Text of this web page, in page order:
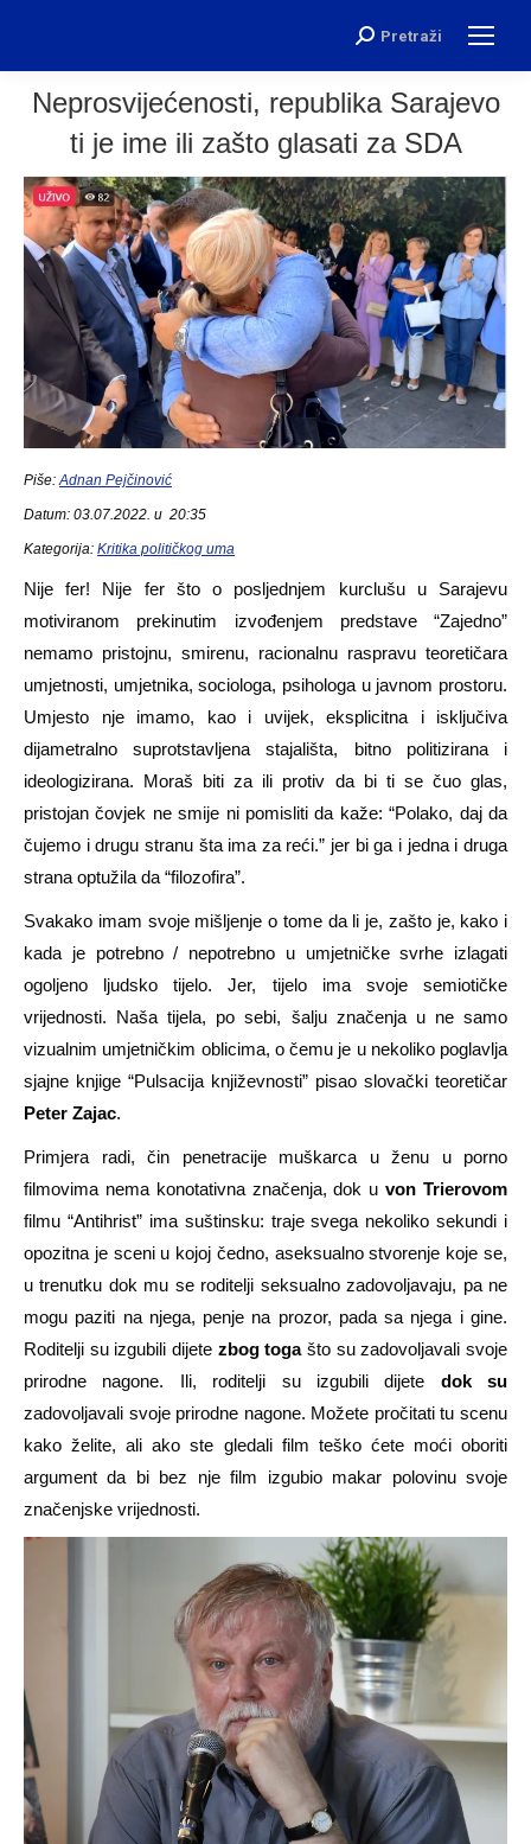
Search:
Pretraži
Neprosvijećenosti, republika Sarajevo
ti je ime ili zašto glasati za SDA
Piše:Adnan Pejčinović
Datum: 03.07.2022. u 20:35
Kategorija: Kritika političkog uma
Nije fer! Nije fer što o posljednjem kurclušu u Sarajevu
motiviranom prekinutim izvođenjem predstave “Zajedno”
nemamo pristojnu, smirenu, racionalnu raspravu teoretičara
umjetnosti, umjetnika, sociologa, psihologa u javnom prostoru.
Umjesto nje imamo, kao i uvijek, eksplicitna i isključiva
dijametralno suprotstavljena stajališta, bitno politizirana i
ideologizirana. Moraš biti za ili protiv da bi ti se čuo glas,
pristojan čovjek ne smije ni pomisliti da kaže: “Polako, daj da
čujemo i drugu stranu šta ima za reći.” jer bi ga i jedna i druga
strana optužila da “filozofira”.
Svakako imam svoje mišljenje o tome da li je, zašto je, kako i
kada je potrebno / nepotrebno u umjetničke svrhe izlagati
ogoljeno ljudsko tijelo. Jer, tijelo ima svoje semiotičke
vrijednosti. Naša tijela, po sebi, šalju značenja u ne samo
vizualnim umjetničkim oblicima, o čemu je u nekoliko poglavlja
sjajne knjige “Pulsacija književnosti” pisao slovački teoretičar
Peter Zajac.
Primjera radi, čin penetracije muškarca u ženu u porno
filmovima nema konotativna značenja, dok uvon Trierovom
filmu “Antihrist” ima suštinsku: traje svega nekoliko sekundi i
opozitna je sceni u kojoj čedno, aseksualno stvorenje koje se,
u trenutku dok mu se roditelji seksualno zadovoljavaju, pa ne
mogu paziti na njega, penje na prozor, pada sa njega i gine.
Roditelji su izgubili dijete zbog togašto su zadovoljavali svoje
prirodne nagone. Ili, roditelji su izgubili dijete dok su
zadovoljavali svoje prirodne nagone. Možete pročitati tu scenu
kako želite, ali ako ste gledali film teško ćete moći oboriti
argument da bi bez nje film izgubio makar polovinu svoje
značenjske vrijednosti.